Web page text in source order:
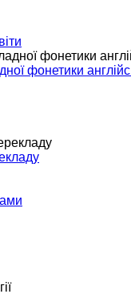
фонетики